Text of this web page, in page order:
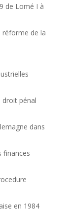
de Lomé I à
réforme de la
droit pénal
dans
finances
en 1984